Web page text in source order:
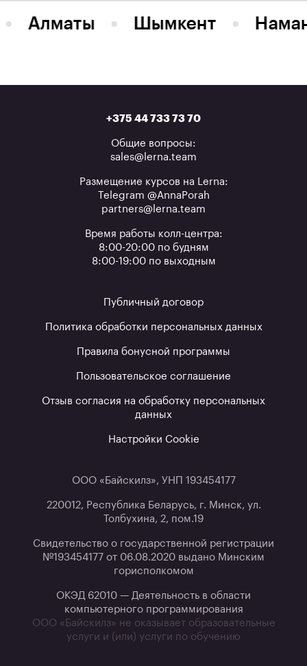
Алматы Шымкент
+375 44 733 73 70
Общие вопросы:
sales@lerna.team
Размещение курсов на Lerna:
Telegram @AnnaPorah
partners@lerna.team
Время работы колл-центра:
8:00-20:00 по будням
8:00-19:00 по выходным
Публичный договор
Политика обработки персональных данных
Правила бонусной программы
Пользовательское соглашение
Отзыв согласия на обработку персональных
данных
Настройки Cookie
ООО «Байскилз», УНП 193454177
220012, Республика Беларусь, г. Минск, ул.
Толбухина, 2, пом.19
Свидетельство о государственной регистрации
№193454177 от 06.08.2020 выдано Минским
горисполкомом
ОКЭД 62010 — Деятельность в области
компьютерного программирования
ООО «Байскилз» не оказывает образовательные
услуги и (или) услуги по обучению